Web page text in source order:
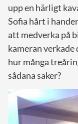
upp en härligt
Sofia hårt i
att medverka på
kameran verkade
hur många
sådana saker?